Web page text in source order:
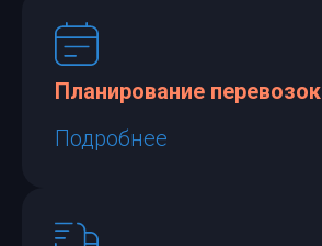
Планирование перевозок
Подробнее